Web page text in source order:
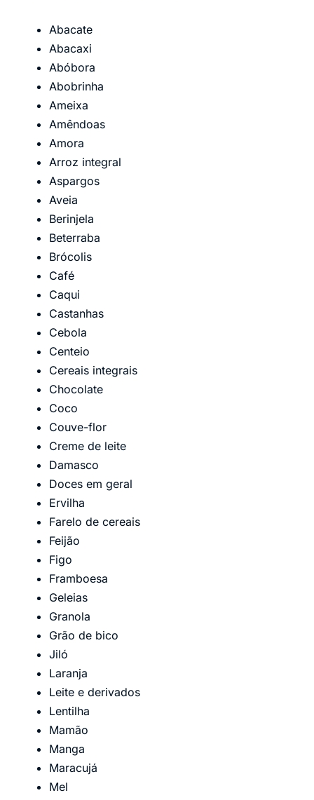
Abacate
Abacaxi
Abóbora
Abobrinha
Ameixa
Amêndoas
Amora
Arroz integral
Aspargos
Aveia
Berinjela
Beterraba
Brócolis
Café
Caqui
Castanhas
Cebola
Centeio
Cereais integrais
Chocolate
Coco
Couve-flor
Creme de leite
Damasco
Doces em geral
Ervilha
Farelo de cereais
Feijão
Figo
Framboesa
Geleias
Granola
Grão de bico
Jiló
Laranja
Leite e derivados
Lentilha
Mamão
Manga
Maracujá
Mel